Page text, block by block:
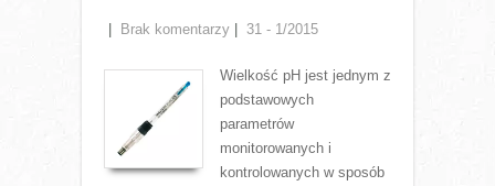
Brak komentarzy 31 - 1/2015
Wielkość pH jest jednym z
podstawowych
parametrów
monitorowanych i
kontrolowanych w sposób